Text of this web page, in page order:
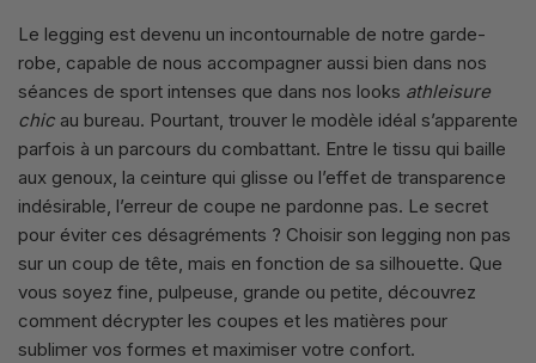
Le legging est devenu un incontournable de notre garde-
robe, capable de nous accompagner aussi bien dans nos
séances de sport intenses que dans nos looks athleisure
chic au bureau. Pourtant, trouver le modèle idéal s’apparente
parfois à un parcours du combattant. Entre le tissu qui baille
aux genoux, la ceinture qui glisse ou l’effet de transparence
indésirable, l’erreur de coupe ne pardonne pas. Le secret
pour éviter ces désagréments ? Choisir son legging non pas
sur un coup de tête, mais en fonction de sa silhouette. Que
vous soyez fine, pulpeuse, grande ou petite, découvrez
comment décrypter les coupes et les matières pour
sublimer vos formes et maximiser votre confort.